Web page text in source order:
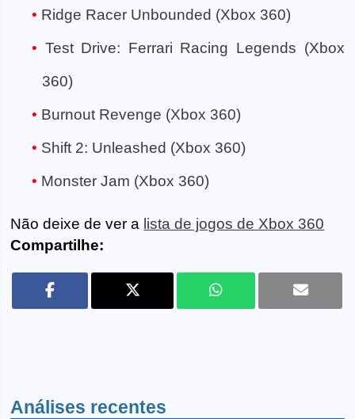
Ridge Racer Unbounded (Xbox 360)
Test Drive: Ferrari Racing Legends (Xbox
360)
Burnout Revenge (Xbox 360)
Shift 2: Unleashed (Xbox 360)
Monster Jam (Xbox 360)
Não deixe de ver a lista de jogos de Xbox 360
Compartilhe:
Análises recentes